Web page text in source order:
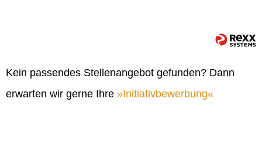
Kein passendes Stellenangebot gefunden? Dann
erwarten wir gerne Ihre
Initiativbewerbung